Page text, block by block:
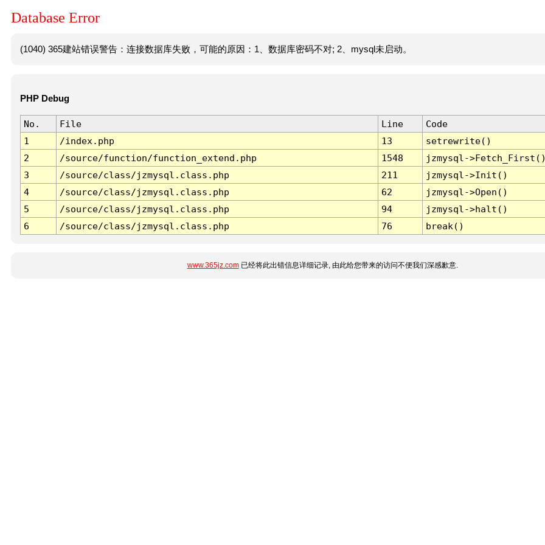
Database Error
(1040) 365建站错误警告：连接数据库失败，可能的原因：1、数据库密码不对; 2、mysql未启动。
PHP Debug
No. File Line
Code
1
/index.php 13
setrewrite()
2
/source/function/function_extend.php 1548
jzmysql-
3
/source/class/jzmysql.class.php 211
jzmysql->Init()
4
/source/class/jzmysql.class.php 62
jzmysql->Open()
5
/source/class/jzmysql.class.php 94
jzmysql->halt()
6
/source/class/jzmysql.class.php 76 break()
www.365jz.com已经将此出错信息详细记录, 由此给您带来的访问不便我们深感歉意.